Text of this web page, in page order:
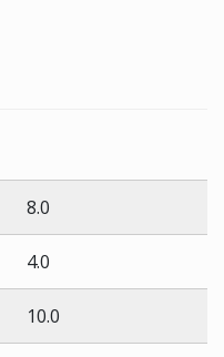
8.0
4.0
10.0